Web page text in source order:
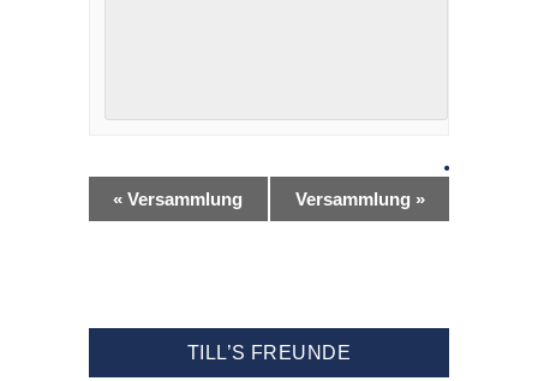
« Versammlung Versammlung »
TILL’S FREUNDE